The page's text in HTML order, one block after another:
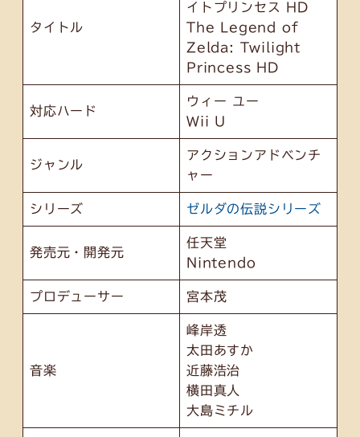
タイトル
イトプリンセス HD
The Legend of
Zelda: Twilight
Princess HD
対応ハード
ウィー ユー
Wii U
ジャンル
アクションアドベンチ
ャー
シリーズ ゼルダの伝説シリーズ
発売元・開発元
任天堂
Nintendo
プロデューサー 宮本茂
音楽
峰岸透
太田あすか
近藤浩治
横田真人
大島ミチル